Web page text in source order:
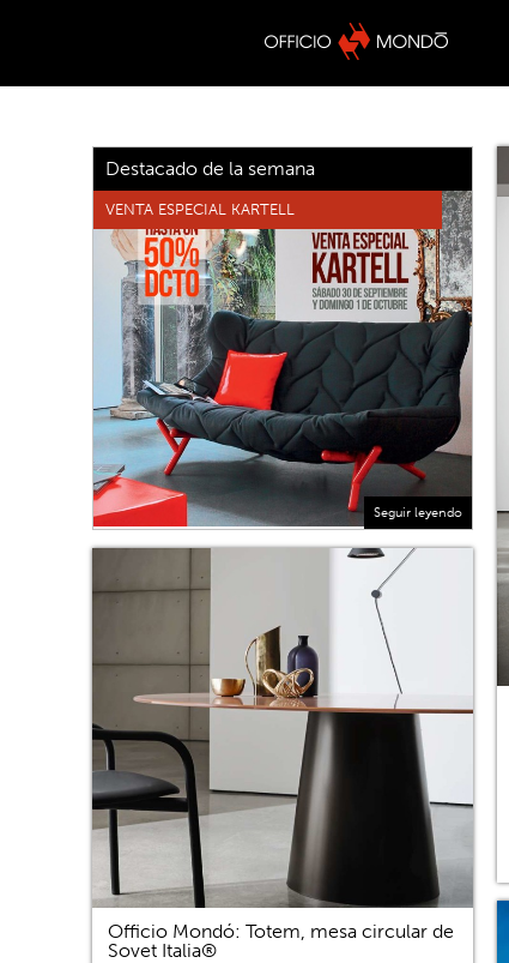
Destacado de la semana
VENTA ESPECIAL KARTELL
Seguir leyendo
Officio Mondó: Totem, mesa circular de
Sovet Italia®